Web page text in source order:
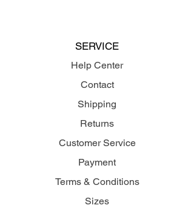
SERVICE
Help Center
Contact
Shipping
Returns
Customer Service
Payment
Terms & Conditions
Sizes